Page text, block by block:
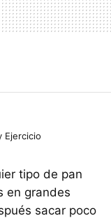
Ejercicio
tipo de pan
en grandes
sacar poco